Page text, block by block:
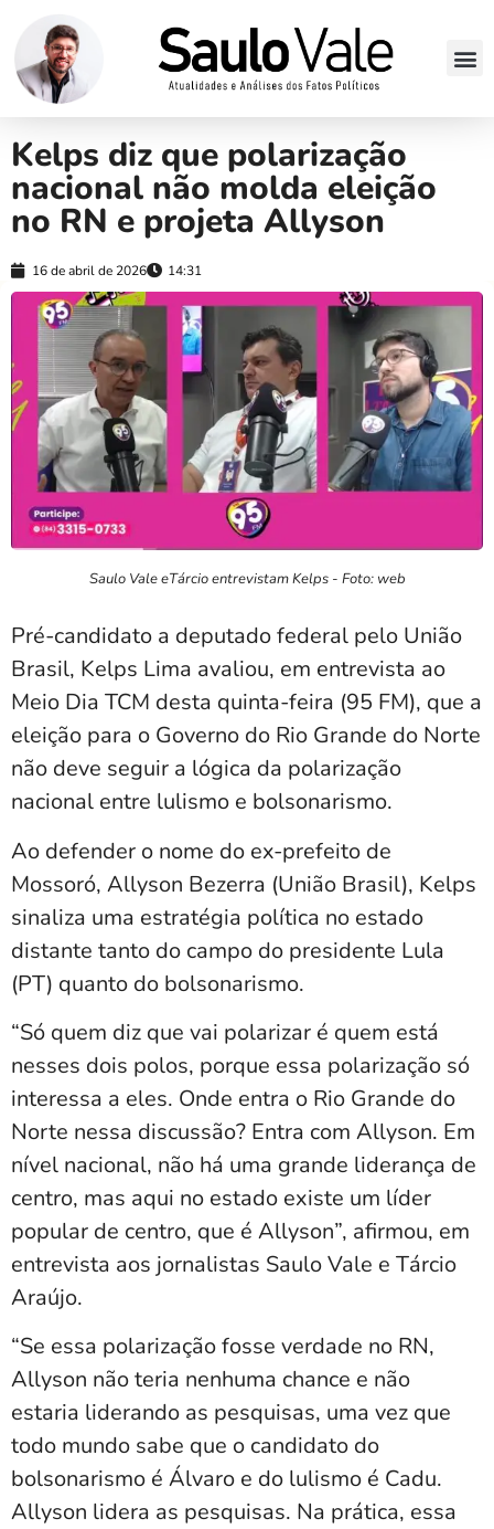
Kelps diz que polarização
nacional não molda eleição
no RN e projeta Allyson
16 de abril de 2026 14:31
Saulo Vale eTárcio entrevistam Kelps - Foto: web
Pré-candidato a deputado federal pelo União
Brasil, Kelps Lima avaliou, em entrevista ao
Meio Dia TCM desta quinta-feira (95 FM), que a
eleição para o Governo do Rio Grande do Norte
não deve seguir a lógica da polarização
nacional entre lulismo e bolsonarismo.
Ao defender o nome do ex-prefeito de
Mossoró, Allyson Bezerra (União Brasil), Kelps
sinaliza uma estratégia política no estado
distante tanto do campo do presidente Lula
(PT) quanto do bolsonarismo.
“Só quem diz que vai polarizar é quem está
nesses dois polos, porque essa polarização só
interessa a eles. Onde entra o Rio Grande do
Norte nessa discussão? Entra com Allyson. Em
nível nacional, não há uma grande liderança de
centro, mas aqui no estado existe um líder
popular de centro, que é Allyson”, afirmou, em
entrevista aos jornalistas Saulo Vale e Tárcio
Araújo.
“Se essa polarização fosse verdade no RN,
Allyson não teria nenhuma chance e não
estaria liderando as pesquisas, uma vez que
todo mundo sabe que o candidato do
bolsonarismo é Álvaro e do lulismo é Cadu.
Allyson lidera as pesquisas. Na prática, essa